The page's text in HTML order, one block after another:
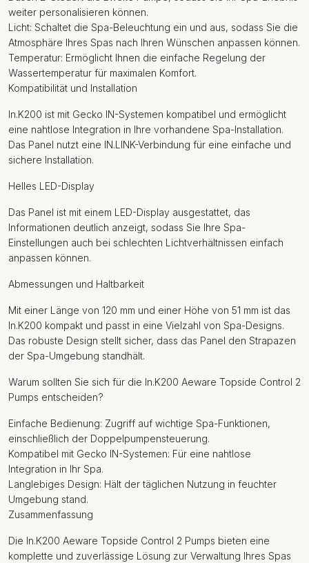
weiter personalisieren können.
Licht: Schaltet die Spa-Beleuchtung ein und aus, sodass Sie die
Atmosphäre Ihres Spas nach Ihren Wünschen anpassen können.
Temperatur: Ermöglicht Ihnen die einfache Regelung der
Wassertemperatur für maximalen Komfort.
Kompatibilität und Installation
In.K200 ist mit Gecko IN-Systemen kompatibel und ermöglicht
eine nahtlose Integration in Ihre vorhandene Spa-Installation.
Das Panel nutzt eine IN.LINK-Verbindung für eine einfache und
sichere Installation.
Helles LED-Display
Das Panel ist mit einem LED-Display ausgestattet, das
Informationen deutlich anzeigt, sodass Sie Ihre Spa-
Einstellungen auch bei schlechten Lichtverhältnissen einfach
anpassen können.
Abmessungen und Haltbarkeit
Mit einer Länge von 120 mm und einer Höhe von 51 mm ist das
In.K200 kompakt und passt in eine Vielzahl von Spa-Designs.
Das robuste Design stellt sicher, dass das Panel den Strapazen
der Spa-Umgebung standhält.
Warum sollten Sie sich für die In.K200 Aeware Topside Control 2
Pumps entscheiden?
Einfache Bedienung: Zugriff auf wichtige Spa-Funktionen,
einschließlich der Doppelpumpensteuerung.
Kompatibel mit Gecko IN-Systemen: Für eine nahtlose
Integration in Ihr Spa.
Langlebiges Design: Hält der täglichen Nutzung in feuchter
Umgebung stand.
Zusammenfassung
Die In.K200 Aeware Topside Control 2 Pumps bieten eine
komplette und zuverlässige Lösung zur Verwaltung Ihres Spas